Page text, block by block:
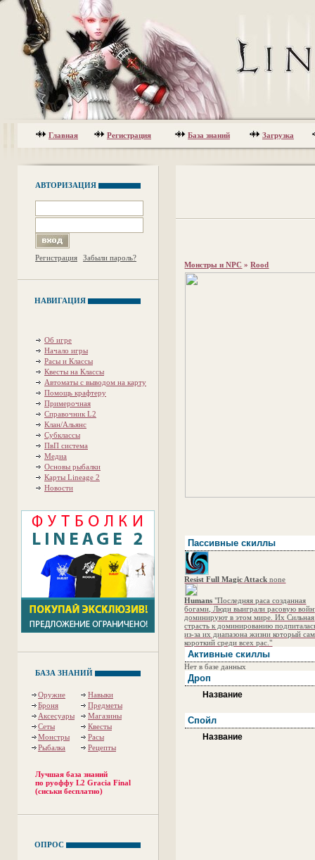
Главная Регистрация База знаний Загрузка
АВТОРИЗАЦИЯ
Регистрация Забыли пароль?
НАВИГАЦИЯ
Об игре
Начало игры
Расы и Классы
Квесты на Классы
Автоматы с выводом на карту
Помощь крафтеру
Примерочная
Справочник L2
Клан/Альянс
Субклассы
ПвП система
Медиа
Основы рыбалки
Карты Lineage 2
Новости
БАЗА ЗНАНИЙ
Оружие
Навыки
Броня
Предметы
Аксесуары
Магазины
Сеты
Квесты
Монстры
Расы
Рыбалка
Рецепты
Лучшая база знаний
по руоффу L2 Gracia Final
(сиськи бесплатно)
ОПРОС
Монстры и NPC »Rood
Пассивные скиллы
Resist Full Magic Attack none
Humans "Последняя раса созданная
богами, Люди выиграли расовую
доминируют в этом мире. Их Сильная
страсть к доминированию
из-за их диапазона жизни который
короткий среди всех рас."
Активные скиллы
Нет в базе данных
Дроп
Название
Спойл
Название